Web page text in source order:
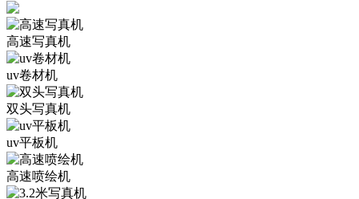
高速写真机
uv卷材机
双头写真机
uv平板机
高速喷绘机